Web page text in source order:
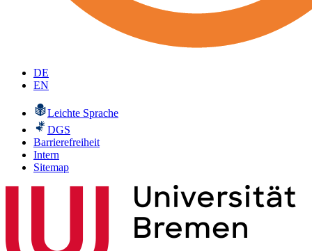
DE
EN
Leichte Sprache
DGS
Barrierefreiheit
Intern
Sitemap